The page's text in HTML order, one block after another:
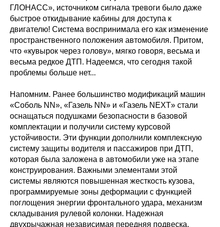
ГЛОНАСС», источником сигнала тревоги было даже
быстрое откидывание кабины для доступа к
двигателю! Система воспринимала его как изменение
пространственного положения автомобиля. Притом,
что «кувырок через голову», мягко говоря, весьма и
весьма редкое ДТП. Надеемся, что сегодня такой
проблемы больше нет...
Напомним. Ранее большинство модификаций машин
«Соболь NN», «Газель NN» и «Газель NEXT» стали
оснащаться подушками безопасности в базовой
комплектации и получили систему курсовой
устойчивости. Эти функции дополнили комплексную
систему защиты водителя и пассажиров при ДТП,
которая была заложена в автомобили уже на этапе
конструирования. Важными элементами этой
системы являются повышенная жесткость кузова,
программируемые зоны деформации с функцией
поглощения энергии фронтального удара, механизм
складывания рулевой колонки. Надежная
двухрычажная независимая передняя подвеска,